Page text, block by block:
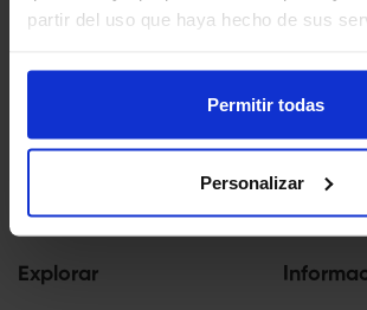
partir del uso que haya hecho de sus
Permitir todas
Personalizar
profesionales sanitarios, que prescriban/
medicamentos en España.
Explorar